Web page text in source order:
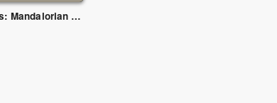
Star Wars: Mandalorian ve Grogu